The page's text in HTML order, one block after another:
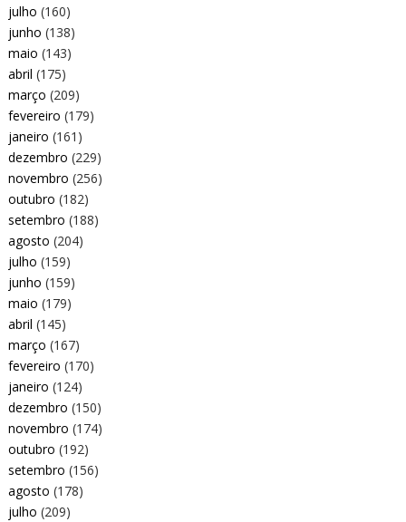
julho (160)
junho (138)
maio (143)
abril (175)
março (209)
fevereiro (179)
janeiro (161)
dezembro (229)
novembro (256)
outubro (182)
setembro (188)
agosto (204)
julho (159)
junho (159)
maio (179)
abril (145)
março (167)
fevereiro (170)
janeiro (124)
dezembro (150)
novembro (174)
outubro (192)
setembro (156)
agosto (178)
julho (209)